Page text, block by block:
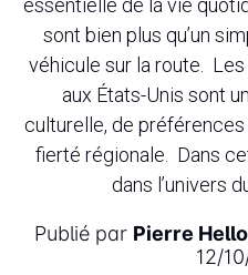
essentielle de la vie
sont bien plus qu’un
véhicule sur la route.
aux États-Unis sont
culturelle, de
fierté régionale. Dans
dans l’univers
Publié par Pierre Hello
12/